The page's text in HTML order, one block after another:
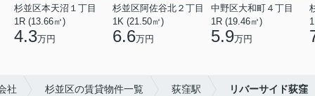
杉並区本天沼１丁目
1R (13.66㎡)
4.3万円
杉並区阿佐谷北２丁目
1K (21.50㎡)
6.6万円
中野区大和町４丁目
1R (19.46㎡)
5.9万円
社 杉並区の賃貸物件一覧 荻窪駅 リバーサイド荻窪